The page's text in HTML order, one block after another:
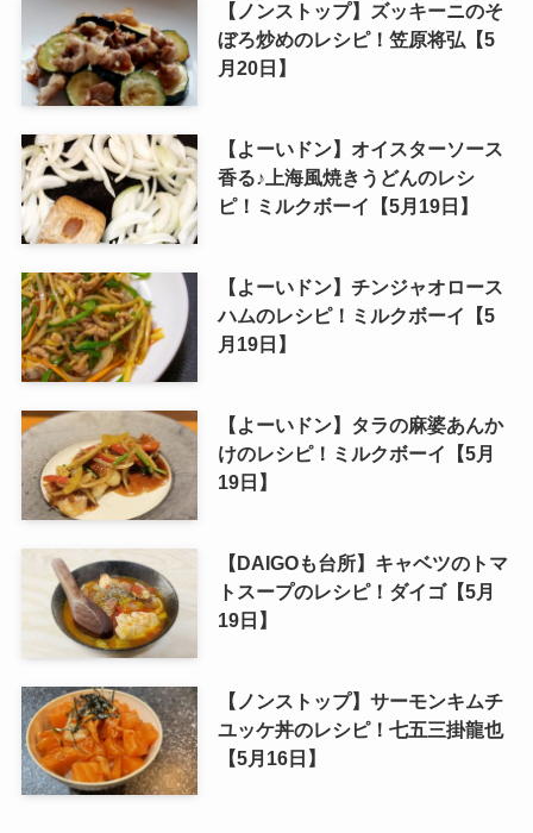
【ノンストップ】ズッキーニのそ
ぼろ炒めのレシピ！笠原将弘【5
月20日】
【よーいドン】オイスターソース
香る♪上海風焼きうどんのレシ
ピ！ミルクボーイ【5月19日】
【よーいドン】チンジャオロース
ハムのレシピ！ミルクボーイ【5
月19日】
【よーいドン】タラの麻婆あんか
けのレシピ！ミルクボーイ【5月
19日】
【DAIGOも台所】キャベツのトマ
トスープのレシピ！ダイゴ【5月
19日】
【ノンストップ】サーモンキムチ
ユッケ丼のレシピ！七五三掛龍也
【5月16日】